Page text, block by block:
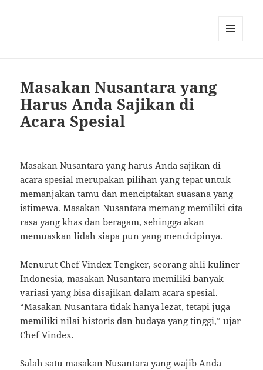
Masakan Nusantara yang
Harus Anda Sajikan di
Acara Spesial
Masakan Nusantara yang harus Anda sajikan di
acara spesial merupakan pilihan yang tepat untuk
memanjakan tamu dan menciptakan suasana yang
istimewa. Masakan Nusantara memang memiliki cita
rasa yang khas dan beragam, sehingga akan
memuaskan lidah siapa pun yang mencicipinya.
Menurut Chef Vindex Tengker, seorang ahli kuliner
Indonesia, masakan Nusantara memiliki banyak
variasi yang bisa disajikan dalam acara spesial.
“Masakan Nusantara tidak hanya lezat, tetapi juga
memiliki nilai historis dan budaya yang tinggi,” ujar
Chef Vindex.
Salah satu masakan Nusantara yang wajib Anda